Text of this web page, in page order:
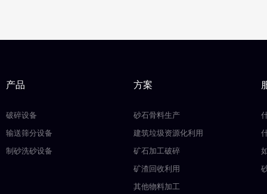
产品
破碎设备
输送筛分设备
制砂洗砂设备
方案
砂石骨料生产
建筑垃圾资源化利用
矿石加工破碎
矿渣回收利用
其他物料加工